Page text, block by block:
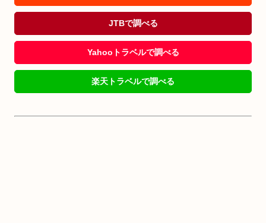
JTBで調べる
Yahooトラベルで調べる
楽天トラベルで調べる